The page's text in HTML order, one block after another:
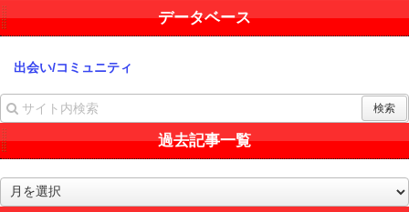
データベース
出会い/コミュニティ
過去記事一覧
去